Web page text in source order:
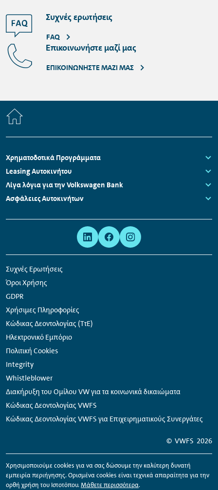
Συχνές ερωτήσεις
FAQ
Επικοινωνήστε μαζί μας
ΕΠΙΚΟΙΝΩΝΉΣΤΕ ΜΑΖΊ ΜΑΣ
Πλοήγηση
υποσέλιδου
Χρηματοδοτικά Προγράμματα
Links:
Leasing Αυτοκινήτου
Links:
Λίγα λόγια για την Volkswagen Bank
Links:
Ασφάλειες Αυτοκινήτων
Συχνές Ερωτήσεις
Όροι Χρήσης
GDPR
Χρήσιμες Πληροφορίες
Κώδικας Δεοντολογίας (ΤτΕ)
Ηλεκτρονικό Εμπόριο
Πολιτική Cookies
Integrity
Whistleblower
Διακήρυξη του Ομίλου VW για τα κοινωνικά δικαιώματα
Κώδικας Δεοντολογίας VWFS
Κώδικας Δεοντολογίας VWFS για Επιχειρηματικούς Συνεργάτες
δικτύων
© VWFS 2026
Χρησιμοποιούμεcookies για να σας δώσουμε την καλύτερη δυνατή
εμπειρία περιήγησης. Ορισμέναcookies είναι τεχνικά απαραίτητα για την
ορθή χρήση του Ιστοτόπου.Μάθετε περισσότερα.